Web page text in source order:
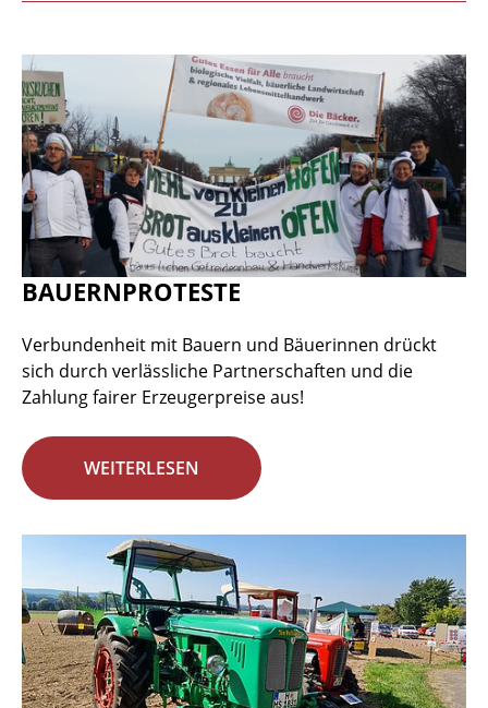
BAUERNPROTESTE
Verbundenheit mit Bauern und Bäuerinnen drückt
sich durch verlässliche Partnerschaften und die
Zahlung fairer Erzeugerpreise aus!
WEITERLESEN